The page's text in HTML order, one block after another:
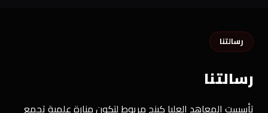
رسالتنا
رسالتنا
تأسست المعاهد العليا كينج مريوط لتكون منارة علمية تجمع